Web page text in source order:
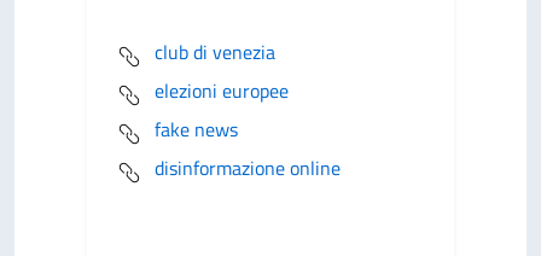
club di venezia
elezioni europee
fake news
disinformazione online